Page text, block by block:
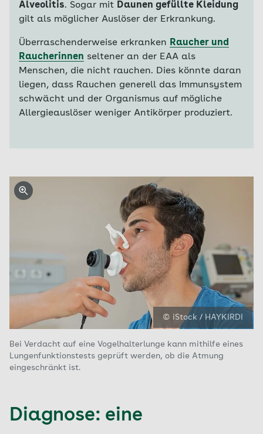
Alveolitis. Sogar mit Daunen gefüllte Kleidung
gilt als möglicher Auslöser der Erkrankung.
Überraschenderweise erkranken Raucher und
Raucherinnen seltener an der EAA als
Menschen, die nicht rauchen. Dies könnte daran
liegen, dass Rauchen generell das Immunsystem
schwächt und der Organismus auf mögliche
Allergieauslöser weniger Antikörper produziert.
© iStock / HAYKIRDI
Bei Verdacht auf eine Vogelhalterlunge kann mithilfe eines
Lungenfunktionstests geprüft werden, ob die Atmung
eingeschränkt ist.
Diagnose: eine